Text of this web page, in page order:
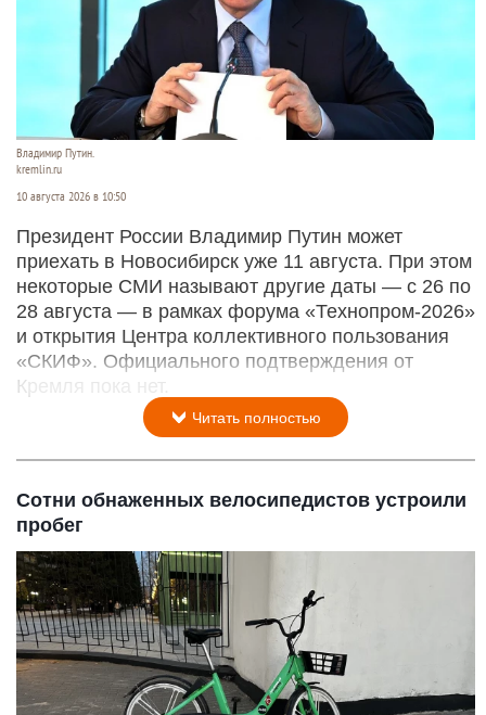
Владимир Путин.
kremlin.ru
10 августа 2026 в 10:50
Президент России Владимир Путин может
приехать в Новосибирск уже 11 августа. При этом
некоторые СМИ называют другие даты — с 26 по
28 августа — в рамках форума «Технопром-2026»
и открытия Центра коллективного пользования
«СКИФ». Официального подтверждения от
Кремля пока нет.
Читать полностью
Сотни обнаженных велосипедистов устроили
пробег